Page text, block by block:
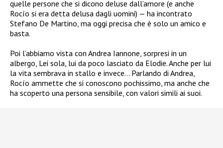
quelle persone che si dicono deluse dall’amore (e anche
Rocío si era detta delusa dagli uomini) — ha incontrato
Stefano De Martino, ma oggi precisa che è solo un amico e
basta.
Poi l’abbiamo vista con Andrea Iannone, sorpresi in un
albergo, Lei sola, lui da poco lasciato da Elodie. Anche per lui
la vita sembrava in stallo e invece… Parlando di Andrea,
Rocío ammette che si conoscono pochissimo, ma anche che
ha scoperto una persona sensibile, con valori simili ai suoi.